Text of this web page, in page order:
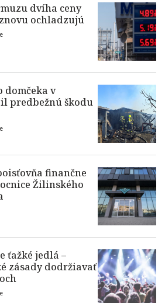
dvíha ceny
ochladzujú
domčeka v
predbežnú škodu
finančne
Žilinského
ťažké jedlá –
zásady dodržiavať